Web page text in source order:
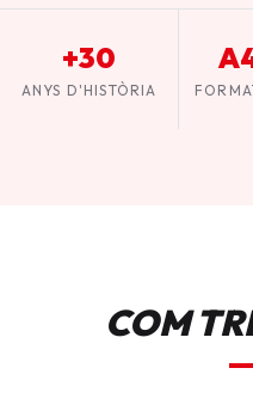
+30
ANYS D'HISTÒRIA
COM